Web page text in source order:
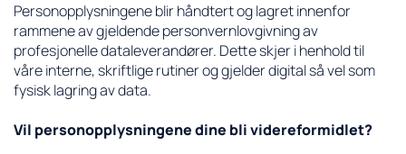
Personopplysningene blir håndtert og lagret innenfor
rammene av gjeldende personvernlovgivning av
profesjonelle dataleverandører. Dette skjer i henhold til
våre interne, skriftlige rutiner og gjelder digital så vel som
fysisk lagring av data.
Vil personopplysningene dine bli videreformidlet?